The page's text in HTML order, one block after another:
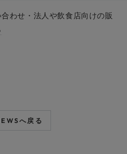
わせ・法人や飲食店向けの販
へ戻る